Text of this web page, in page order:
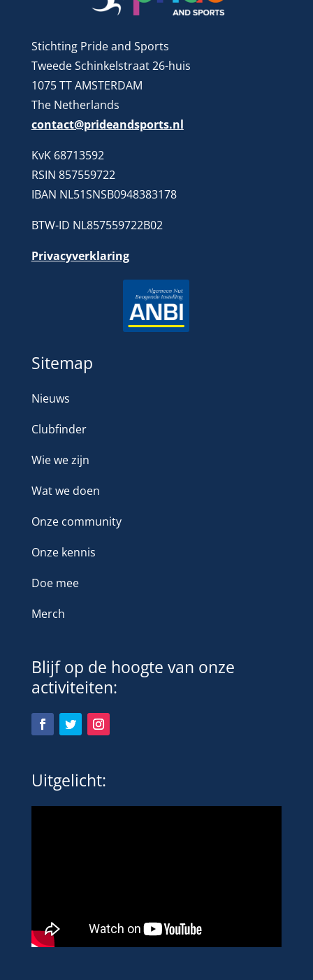
Stichting Pride and Sports
Tweede Schinkelstraat 26-huis
1075 TT AMSTERDAM
The Netherlands
contact@prideandsports.nl
KvK 68713592
RSIN 857559722
IBAN NL51SNSB0948383178
BTW-ID NL857559722B02
Privacyverklaring
Sitemap
Nieuws
Clubfinder
Wie we zijn
Wat we doen
Onze community
Onze kennis
Doe mee
Merch
Blijf op de hoogte van onze
activiteiten:
Uitgelicht: